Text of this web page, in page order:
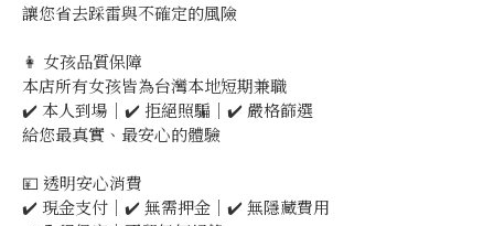
讓您省去踩雷與不確定的風險
👩 女孩品質保障
本店所有女孩皆為台灣本地短期兼職
✔️ 本人到場｜✔️ 拒絕照騙｜✔️ 嚴格篩選
給您最真實、最安心的體驗
💴 透明安心消費
✔️ 現金支付｜✔️ 無需押金｜✔️ 無隱藏費用